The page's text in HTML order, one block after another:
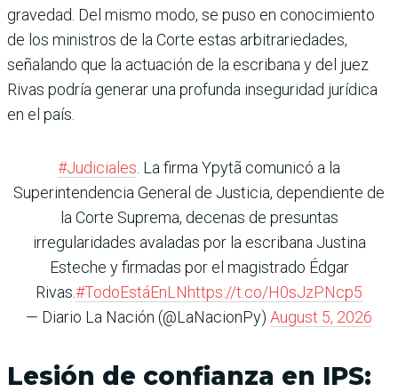
gravedad. Del mismo modo, se puso en conocimiento
de los ministros de la Corte estas arbitrariedades,
señalando que la actuación de la escribana y del juez
Rivas podría generar una profunda inseguridad jurídica
en el país.
#Judiciales . La firma Ypytã comunicó a la
Superintendencia General de Justicia, dependiente de
la Corte Suprema, decenas de presuntas
irregularidades avaladas por la escribana Justina
Esteche y firmadas por el magistrado Édgar
Rivas.#TodoEstáEnLNhttps://t.co/H0sJzPNcp5
— Diario La Nación (@LaNacionPy) August 5, 2026
Lesión de confianza en IPS: